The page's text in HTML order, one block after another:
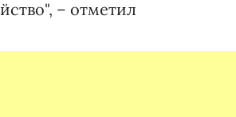
– отметил